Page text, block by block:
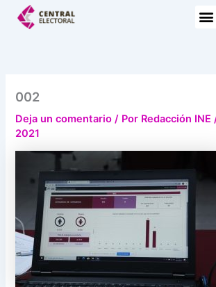
002
Deja un comentario / Por Redacción INE
2021